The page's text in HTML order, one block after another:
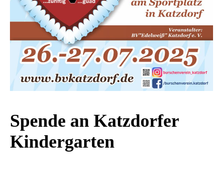
Spende an Katzdorfer
Kindergarten